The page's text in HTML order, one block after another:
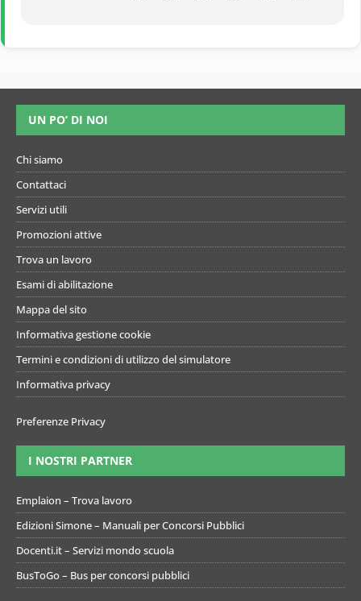
UN PO’ DI NOI
Chi siamo
Contattaci
Servizi utili
Promozioni attive
Trova un lavoro
Esami di abilitazione
Mappa del sito
Informativa gestione cookie
Termini e condizioni di utilizzo del simulatore
Informativa privacy
Preferenze Privacy
I NOSTRI PARTNER
Emplaion – Trova lavoro
Edizioni Simone – Manuali per Concorsi Pubblici
Docenti.it – Servizi mondo scuola
BusToGo – Bus per concorsi pubblici